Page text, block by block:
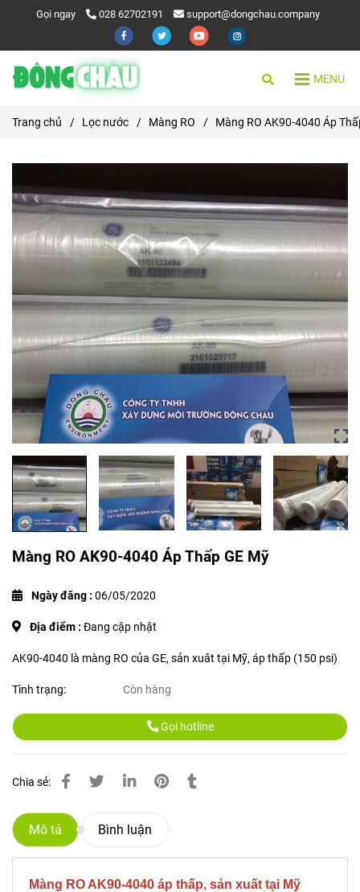
Gọi ngay 028 62702191 support@dongchau.company
MENU
Trang chủ / Lọc nước / Màng RO / Màng RO AK90-4040 Áp
Màng RO AK90-4040 Áp Thấp GE Mỹ
Ngày đăng : 06/05/2020
Địa điểm : Đang cập nhật
AK90-4040 là màng RO của GE, sản xuât tại Mỹ, áp thấp (150 psi)
Tình trạng: Còn hàng
Gọi hotline
Chia sẻ:
Mô tả Bình luận
Màng RO AK90-4040 áp thấp, sản xuất tại Mỹ